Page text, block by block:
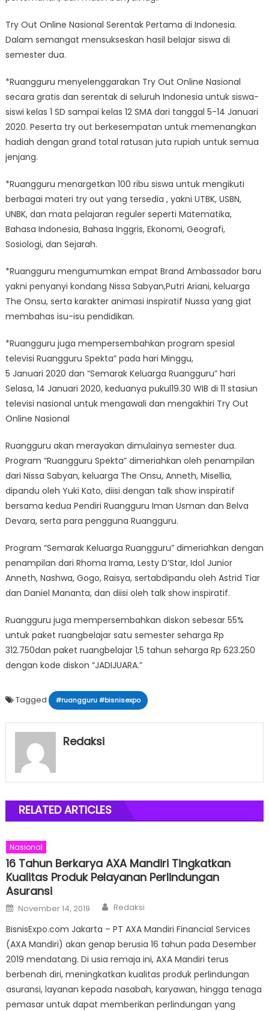
Try Out Online Nasional Serentak Pertama di Indonesia.
Dalam semangat mensukseskan hasil belajar siswa di
semester dua.
*Ruangguru menyelenggarakan Try Out Online Nasional
secara gratis dan serentak di seluruh Indonesia untuk siswa-
siswi kelas 1 SD sampai kelas 12 SMA dari tanggal 5-14 Januari
2020. Peserta try out berkesempatan untuk memenangkan
hadiah dengan grand total ratusan juta rupiah untuk semua
jenjang.
*Ruangguru menargetkan 100 ribu siswa untuk mengikuti
berbagai materi try out yang tersedia , yakni UTBK, USBN,
UNBK, dan mata pelajaran reguler seperti Matematika,
Bahasa Indonesia, Bahasa Inggris, Ekonomi, Geografi,
Sosiologi, dan Sejarah.
*Ruangguru mengumumkan empat Brand Ambassador baru
yakni penyanyi kondang Nissa Sabyan,Putri Ariani, keluarga
The Onsu, serta karakter animasi inspiratif Nussa yang giat
membahas isu-isu pendidikan.
*Ruangguru juga mempersembahkan program spesial
televisi Ruangguru Spekta” pada hari Minggu,
5 Januari 2020 dan “Semarak Keluarga Ruangguru” hari
Selasa, 14 Januari 2020, keduanya pukul19.30 WIB di 11 stasiun
televisi nasional untuk mengawali dan mengakhiri Try Out
Online Nasional
Ruangguru akan merayakan dimulainya semester dua.
Program “Ruangguru Spekta” dimeriahkan oleh penampilan
dari Nissa Sabyan, keluarga The Onsu, Anneth, Misellia,
dipandu oleh Yuki Kato, diisi dengan talk show inspiratif
bersama kedua Pendiri Ruangguru Iman Usman dan Belva
Devara, serta para pengguna Ruangguru.
Program “Semarak Keluarga Ruangguru” dimeriahkan dengan
penampilan dari Rhoma Irama, Lesty D’Star, Idol Junior
Anneth, Nashwa, Gogo, Raisya, sertabdipandu oleh Astrid Tiar
dan Daniel Mananta, dan diisi oleh talk show inspiratif.
Ruangguru juga mempersembahkan diskon sebesar 55%
untuk paket ruangbelajar satu semester seharga Rp
312.750dan paket ruangbelajar 1,5 tahun seharga Rp 623.250
dengan kode diskon “JADIJUARA.”
Tagged #ruangguru #bisnisexpo
Redaksi
RELATED ARTICLES
Nasional
16 Tahun Berkarya AXA Mandiri Tingkatkan
Kualitas Produk Pelayanan Perlindungan
Asuransi
Posted
on
November 14, 2019 Author
Redaksi
BisnisExpo.com Jakarta – PT AXA Mandiri Financial Services
(AXA Mandiri) akan genap berusia 16 tahun pada Desember
2019 mendatang. Di usia remaja ini, AXA Mandiri terus
berbenah diri, meningkatkan kualitas produk perlindungan
asuransi, layanan kepada nasabah, karyawan, hingga tenaga
pemasar untuk dapat memberikan perlindungan yang